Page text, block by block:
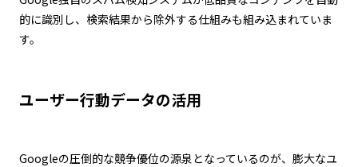
的に識別し、検索結果から除外する仕組みも組み込まれていま
す。
ユーザー行動データの活用
Googleの圧倒的な競争優位の源泉となっているのが、膨大なユ